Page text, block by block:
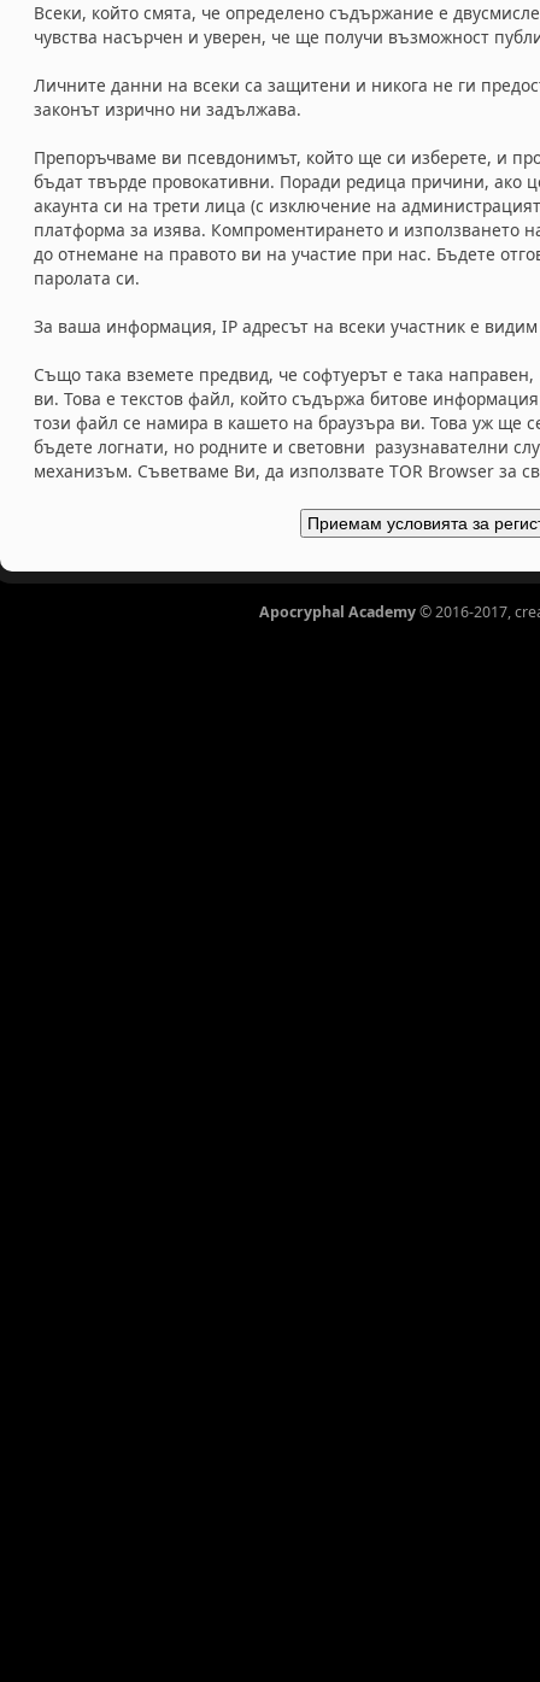
Всеки, който смята, че определено съдържание е
чувства насърчен и уверен, че ще получи възможност
Личните данни на всеки са защитени и никога не ги
законът изрично ни задължава.
Препоръчваме ви псевдонимът, който ще си изберете, и
бъдат твърде провокативни. Поради редица причини, ако
акаунта си на трети лица (с изключение на
платформа за изява. Компроментирането и използването
до отнемане на правото ви на участие при нас. Бъдете
паролата си.
За ваша информация, IP адресът на всеки участник е
Също така вземете предвид, че софтуерът е така
ви. Това е текстов файл, който съдържа битове
този файл се намира в кашето на браузъра ви. Това уж ще
бъдете логнати, но родните и световни разузнавателни
механизъм. Съветваме Ви, да използвате TOR Browser за
Apocryphal Academy© 2016-2017,